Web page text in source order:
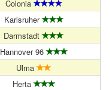
Colonia
Karlsruher
Darmstadt
Hannover 96
Ulma
Herta